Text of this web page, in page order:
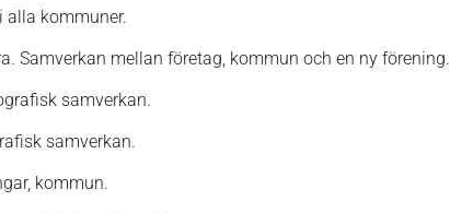
alla kommuner.
Samverkan mellan företag, kommun och en ny förening.
samverkan.
samverkan.
kommun.